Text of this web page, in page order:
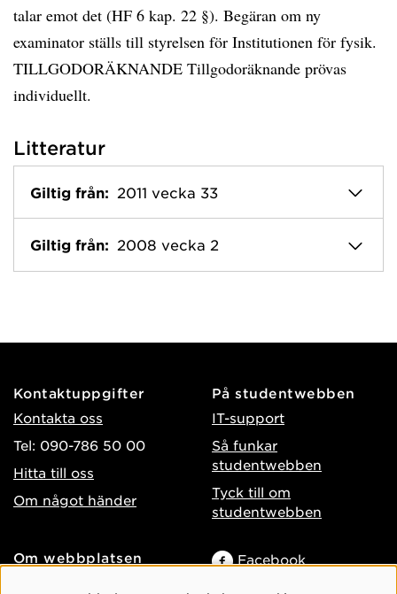
talar emot det (HF 6 kap. 22 §). Begäran om ny
examinator ställs till styrelsen för Institutionen för fysik.
TILLGODORÄKNANDE Tillgodoräknande prövas
individuellt.
Litteratur
Giltig från: 2011 vecka 33
Giltig från: 2008 vecka 2
Kontaktuppgifter
Kontakta oss
Tel: 090-786 50 00
Hitta till oss
Om något händer
På studentwebben
IT-support
Så funkar
studentwebben
Tyck till om
studentwebben
Om webbplatsen
Facebook